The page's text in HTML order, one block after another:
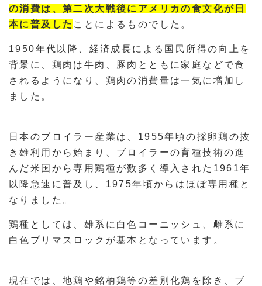
の消費は、第二次大戦後にアメリカの食文化が日
本に普及した ことによるものでした。
1950年代以降、経済成長による国民所得の向上を
背景に、鶏肉は牛肉、豚肉とともに家庭などで食
されるようになり、鶏肉の消費量は一気に増加し
ました。
日本のブロイラー産業は、1955年頃の採卵鶏の抜
き雄利用から始まり、ブロイラーの育種技術の進
んだ米国から専用鶏種が数多く導入された1961年
以降急速に普及し、1975年頃からはほぽ専用種と
なりました。
鶏種としては、雄系に白色コーニッシュ、雌系に
白色プリマスロックが基本となっています。
現在では、地鶏や銘柄鶏等の差別化鶏を除き、ブ